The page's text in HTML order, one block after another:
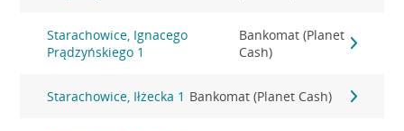
Starachowice, Ignacego
Prądzyńskiego 1
Bankomat (Planet
Cash)
Starachowice, Iłżecka 1 Bankomat (Planet Cash)